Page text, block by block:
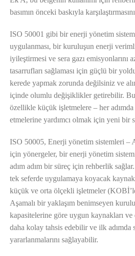
basımın önceki baskıyla
ISO 50001 gibi bir enerji yönetim
uygulanması, bir kuruluşun enerji
iyileştirmesi ve sera gazı emisyonlarını
tasarrufları sağlaması için güçlü bir
kerede yapmak zorunda değilsiniz ve
içinde olumlu değişiklikler getirebilir.
özellikle küçük işletmelere – her
etmelerine yardımcı olmak için yeni bir
ISO 50005, Enerji yönetim sistemleri –
için yönergeler, bir enerji yönetim
adım adım bir süreç için rehberlik
tek seferde uygulamaya koyacak
küçük ve orta ölçekli işletmeler
Aşamalı bir yaklaşım benimseyen
kapasitelerine göre uygun kaynakları
daha kolay tahsis edebilir ve ilk adımda
yararlanmalarını sağlayabilir.